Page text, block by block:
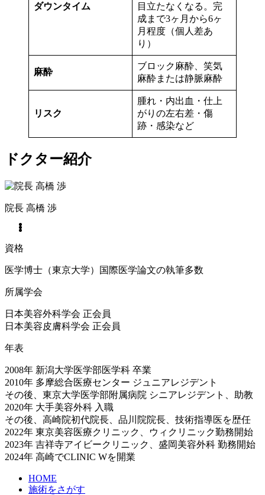
ダウンタイム
目立たなくなる。完
成まで3ヶ月から6ヶ
月程度（個人差あ
り）
麻酔
ブロック麻酔、笑気
麻酔または静脈麻酔
リスク
腫れ・内出血・仕上
がりの左右差・傷
跡・感染など
ドクター紹介
院長 高橋 渉
資格
医学博士（東京大学）国際医学論文の執筆多数
所属学会
日本美容外科学会 正会員
日本美容皮膚科学会 正会員
年表
2008年 新潟大学医学部医学科 卒業
2010年 多摩総合医療センター ジュニアレジデント
その後、東京大学医学部附属病院 シニアレジデント、助教
2020年 大手美容外科 入職
その後、高崎院初代院長、品川院院長、技術指導医を歴任
2022年 東京美容医療クリニック、ウィクリニック勤務開始
2023年 吉祥寺アイビークリニック、盛岡美容外科 勤務開始
2024年 高崎でCLINIC Wを開業
HOME
施術をさがす